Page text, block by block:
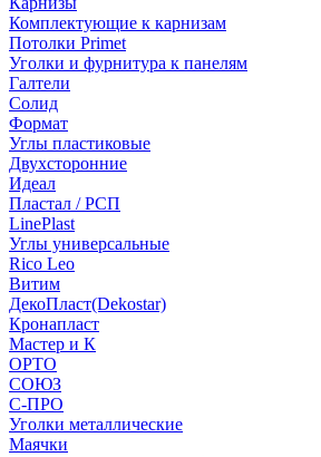
Комплектующие к карнизам
Потолки Primet
Уголки и фурнитура к панелям
Галтели
Солид
Формат
Углы пластиковые
Двухсторонние
Идеал
Пластал / РСП
LinePlast
Углы универсальные
Rico Leo
Витим
ДекоПласт(Dekostar)
Кронапласт
Мастер и К
ОРТО
СОЮЗ
С-ПРО
Уголки металлические
Маячки